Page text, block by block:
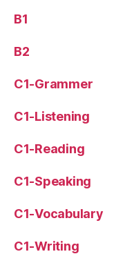
B1
B2
C1-Grammer
C1-Listening
C1-Reading
C1-Speaking
C1-Vocabulary
C1-Writing